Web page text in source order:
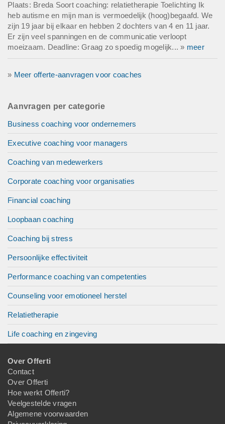
Plaats: Breda Soort coaching: relatietherapie Toelichting Ik
heb autisme en mijn man is vermoedelijk (hoog)begaafd. We
zijn 19 jaar bij elkaar en hebben 2 dochters van 4 en 11 jaar.
Er zijn veel spanningen en de communicatie verloopt
moeizaam. Deadline: Graag zo spoedig mogelijk... » meer
» Meer offerte-aanvragen voor coaches
Aanvragen per categorie
Business coaching voor ondernemers
Executive coaching voor managers
Coaching van medewerkers
Corporate coaching voor organisaties
Financial coaching
Loopbaan coaching
Coaching bij stress
Persoonlijke effectiviteit
Performance coaching van competenties
Counseling voor emotioneel herstel
Relatietherapie
Life coaching en zingeving
Over Offerti
Contact
Over Offerti
Hoe werkt Offerti?
Veelgestelde vragen
Algemene voorwaarden